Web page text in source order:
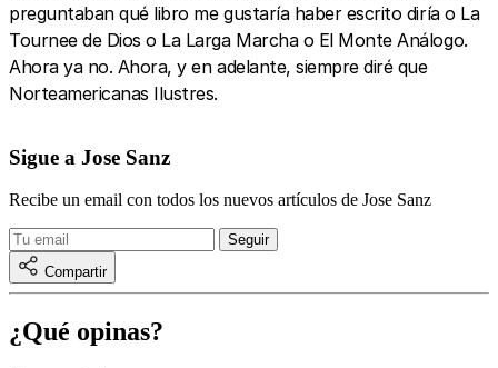
preguntaban qué libro me gustaría haber escrito diría o La
Tournee de Dios o La Larga Marcha o El Monte Análogo.
Ahora ya no. Ahora, y en adelante, siempre diré que
Norteamericanas Ilustres.
Sigue a Jose Sanz
Recibe un email con todos los nuevos artículos de Jose Sanz
Compartir
¿Qué opinas?